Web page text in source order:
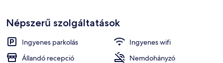
Népszerű szolgáltatások
Ingyenes parkolás
Ingyenes wifi
Állandó recepció
Nemdohányzó